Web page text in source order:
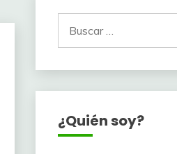
¿Quién soy?